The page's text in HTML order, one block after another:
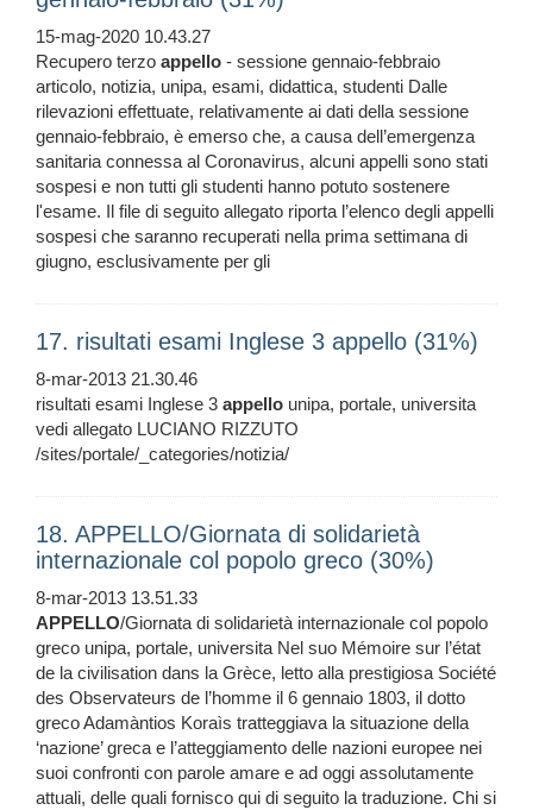
15-mag-2020 10.43.27
Recupero terzo appello - sessione gennaio-febbraio
articolo, notizia, unipa, esami, didattica, studenti Dalle
rilevazioni effettuate, relativamente ai dati della sessione
gennaio-febbraio, è emerso che, a causa dell’emergenza
sanitaria connessa al Coronavirus, alcuni appelli sono stati
sospesi e non tutti gli studenti hanno potuto sostenere
l'esame. Il file di seguito allegato riporta l’elenco degli appelli
sospesi che saranno recuperati nella prima settimana di
giugno, esclusivamente per gli
17. risultati esami Inglese 3 appello (31%)
8-mar-2013 21.30.46
risultati esami Inglese 3 appello unipa, portale, universita
vedi allegato LUCIANO RIZZUTO
/sites/portale/_categories/notizia/
18. APPELLO/Giornata di solidarietà
internazionale col popolo greco (30%)
8-mar-2013 13.51.33
APPELLO/Giornata di solidarietà internazionale col popolo
greco unipa, portale, universita Nel suo Mémoire sur l’état
de la civilisation dans la Grèce, letto alla prestigiosa Société
des Observateurs de l’homme il 6 gennaio 1803, il dotto
greco Adamàntios Koraìs tratteggiava la situazione della
‘nazione’ greca e l’atteggiamento delle nazioni europee nei
suoi confronti con parole amare e ad oggi assolutamente
attuali, delle quali fornisco qui di seguito la traduzione. Chi si